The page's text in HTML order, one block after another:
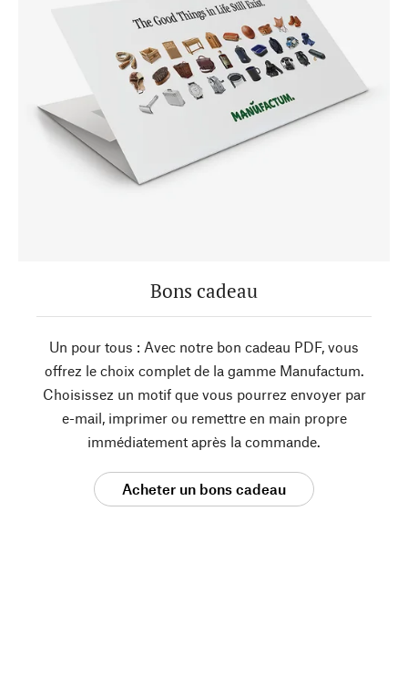
Bons cadeau
Un pour tous : Avec notre bon cadeau PDF, vous
offrez le choix complet de la gamme Manufactum.
Choisissez un motif que vous pourrez envoyer par
e-mail, imprimer ou remettre en main propre
immédiatement après la commande.
Acheter un bons cadeau